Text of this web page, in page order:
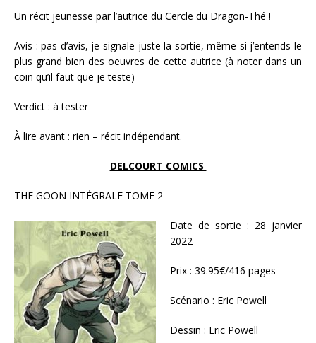
Un récit jeunesse par l’autrice du Cercle du Dragon-Thé !
Avis : pas d’avis, je signale juste la sortie, même si j’entends le
plus grand bien des oeuvres de cette autrice (à noter dans un
coin qu’il faut que je teste)
Verdict : à tester
À lire avant : rien – récit indépendant.
DELCOURT COMICS
THE GOON INTÉGRALE TOME 2
Date de sortie : 28 janvier
2022
Prix : 39.95€/416 pages
Scénario : Eric Powell
Dessin : Eric Powell